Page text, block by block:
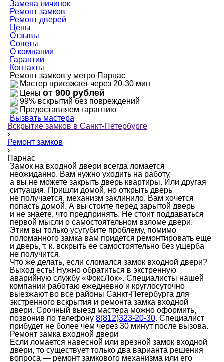
Замена личинок
Ремонт замков
Ремонт дверей
Цены
Отзывы
Советы
О компании
Гарантии
Контакты
Ремонт замков у метро Парнас
Мастер приезжает через 20-30 мин
Цены от 900 рублей
99% вскрытий без повреждений
Предоставляем гарантию
Вызвать мастера
Вскрытие замков в Санкт-Петербурге
›
Ремонт замков
›
Парнас
Замок на входной двери всегда ломается
неожиданно. Вам нужно уходить на работу,
а вы не можете закрыть дверь квартиры. Или другая
ситуация. Пришли домой, но открыть дверь
не получается, механизм заклинило. Вам хочется
попасть домой. А вы стоите перед зарытой дверь
и не знаете, что предпринять. Не стоит поддаваться
первой мысли о самостоятельном взломе двери.
Этим вы только усугубите проблему, помимо
поломанного замка вам придется ремонтировать еще
и дверь, т. к. вскрыть ее самостоятельно без ущерба
не получится.
Что же делать, если сломался замок входной двери?
Выход есть! Нужно обратиться в экстренную
аварийную службу «ФоксЛок». Специалисты нашей
компании работаю ежедневно и круглосуточно
выезжают во все районы Санкт-Петербурга для
экстренного вскрытия и ремонта замка входной
двери. Срочный выезд мастера можно оформить,
позвонив по телефону 8(812)323-20-30. Специалист
прибудет не более чем через 30 минут после вызова.
Ремонт замка входной двери
Если ломается навесной или врезной замок входной
двери, то существует только два варианта решения
вопроса — ремонт замкового механизма или его